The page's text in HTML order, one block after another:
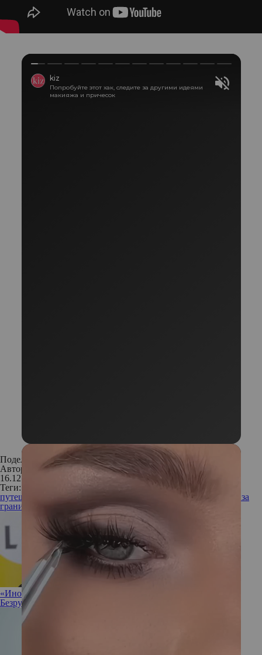
Поделиться:
Автор:
Редакция. Фото: Dreamstime.com
16.12.2016
Теги:
путешествие
зимний отдых за
границей
куда поехать зимойотдых на море
«Иногда полезно разрешить себе ничего не делать»: Ирина
Безрукова не против прокрастинации